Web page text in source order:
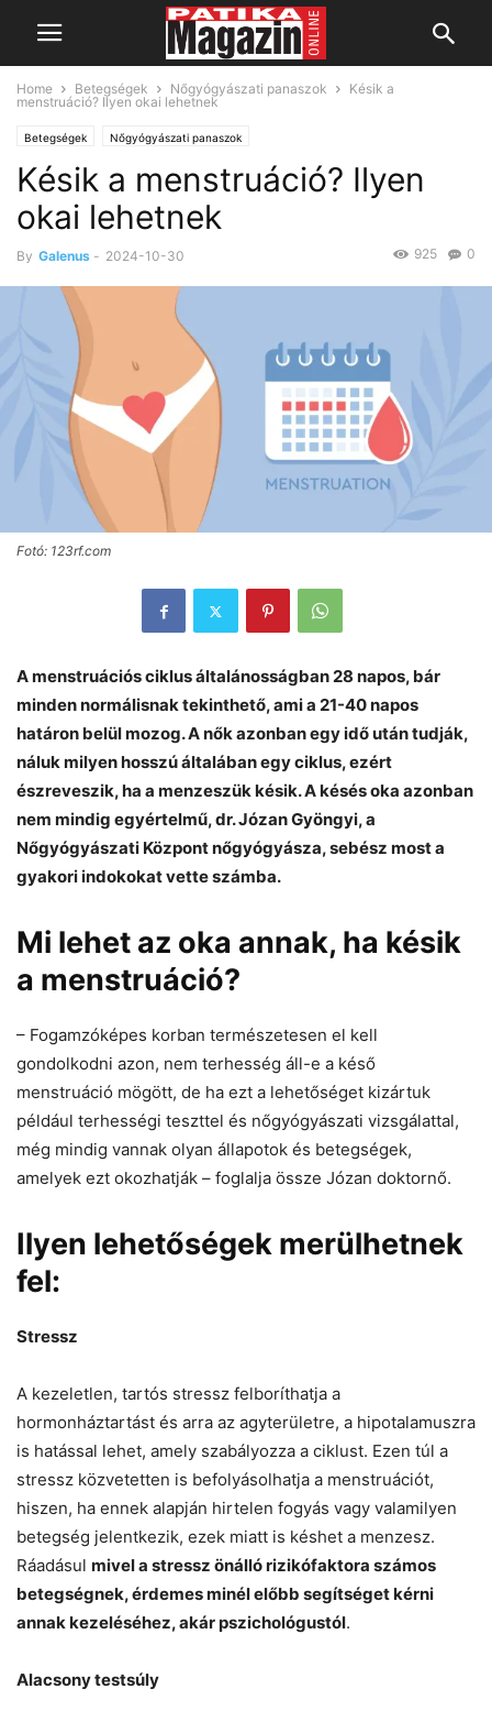
Home Betegségek Nőgyógyászati panaszok
Késik a
menstruáció? Ilyen okai lehetnek
Betegségek Nőgyógyászati panaszok
Késik a menstruáció? Ilyen
okai lehetnek
By Galenus - 2024-10-30 0
925
Fotó: 123rf.com
A menstruációs ciklus általánosságban 28 napos, bár
minden normálisnak tekinthető, ami a 21-40 napos
határon belül mozog. A nők azonban egy idő után tudják,
náluk milyen hosszú általában egy ciklus, ezért
észreveszik, ha a menzeszük késik. A késés oka azonban
nem mindig egyértelmű, dr. Józan Gyöngyi, a
Nőgyógyászati Központ nőgyógyásza, sebész most a
gyakori indokokat vette számba.
Mi lehet az oka annak, ha késik
a menstruáció?
– Fogamzóképes korban természetesen el kell
gondolkodni azon, nem terhesség áll-e a késő
menstruáció mögött, de ha ezt a lehetőséget kizártuk
például terhességi teszttel és nőgyógyászati vizsgálattal,
még mindig vannak olyan állapotok és betegségek,
amelyek ezt okozhatják – foglalja össze Józan doktornő.
Ilyen lehetőségek merülhetnek
fel:
Stressz
A kezeletlen, tartós stressz felboríthatja a
hormonháztartást és arra az agyterületre, a hipotalamuszra
is hatással lehet, amely szabályozza a ciklust. Ezen túl a
stressz közvetetten is befolyásolhatja a menstruációt,
hiszen, ha ennek alapján hirtelen fogyás vagy valamilyen
betegség jelentkezik, ezek miatt is késhet a menzesz.
Ráadásul mivel a stressz önálló rizikófaktora számos
betegségnek, érdemes minél előbb segítséget kérni
annak kezeléséhez, akár pszichológustól.
Alacsony testsúly